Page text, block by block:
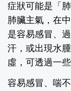
症狀可能是「
肺臟主氣，在
是容易感冒、
汗，或出現水
虛，可透過一
容易感冒、喘